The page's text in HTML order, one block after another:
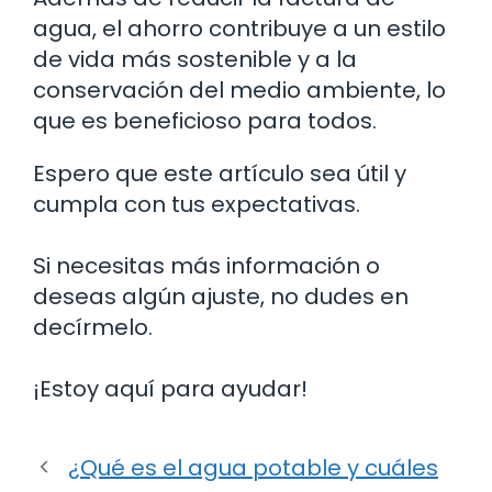
agua, el ahorro contribuye a un estilo
de vida más sostenible y a la
conservación del medio ambiente, lo
que es beneficioso para todos.
Espero que este artículo sea útil y
cumpla con tus expectativas.
Si necesitas más información o
deseas algún ajuste, no dudes en
decírmelo.
¡Estoy aquí para ayudar!
¿Qué es el agua potable y cuáles